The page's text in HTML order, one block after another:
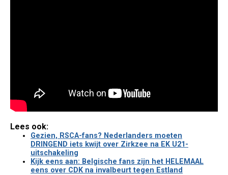
Lees ook:
Gezien, RSCA-fans? Nederlanders moeten
DRINGEND iets kwijt over Zirkzee na EK U21-
uitschakeling
Kijk eens aan: Belgische fans zijn het HELEMAAL
eens over CDK na invalbeurt tegen Estland